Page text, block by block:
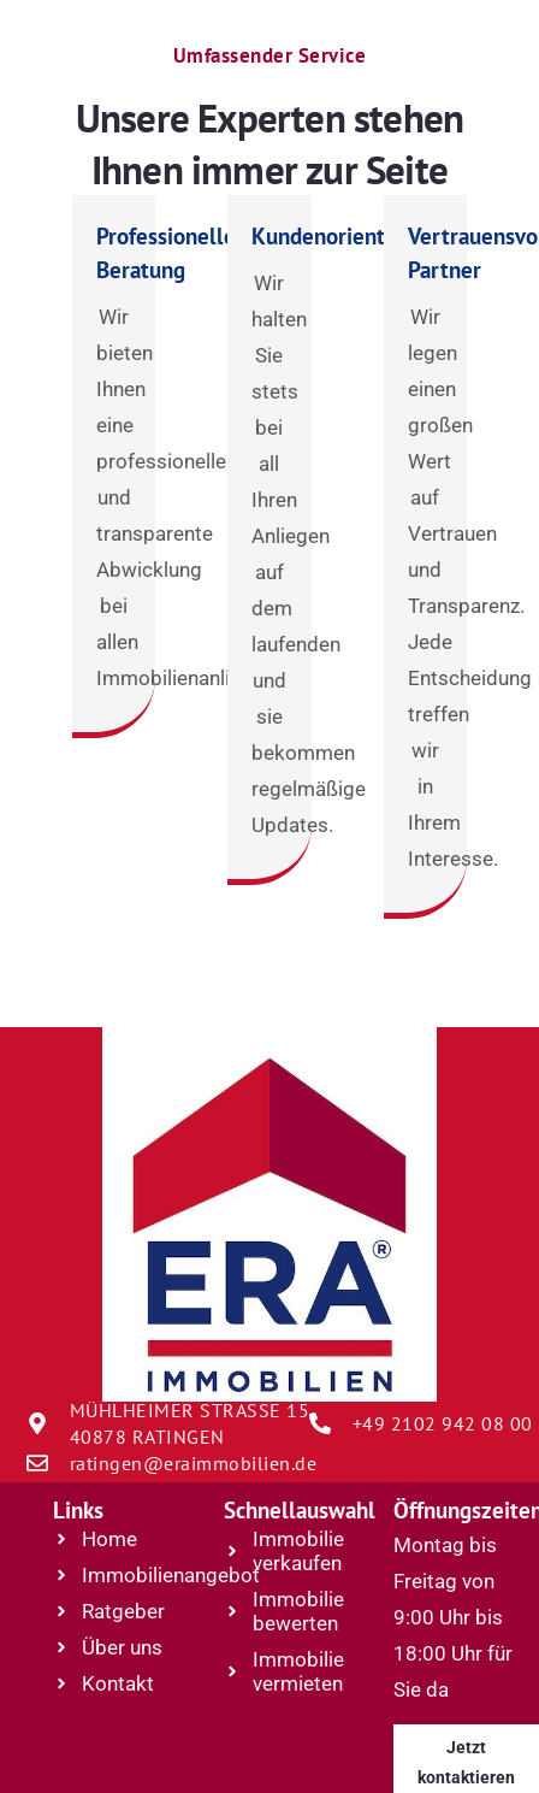
Umfassender Service
Unsere Experten stehen
Ihnen immer zur Seite
Professionelle
Beratung
Wir
bieten
Ihnen
eine
professionelle
und
transparente
Abwicklung
bei
allen
Immobilienanliegen.
Kundenorientiert
Wir
halten
Sie
stets
bei
all
Ihren
Anliegen
auf
dem
laufenden
und
sie
bekommen
regelmäßige
Updates.
Partner
Wir
legen
einen
großen
Wert
auf
Vertrauen
und
Transparenz.
Jede
Entscheidung
treffen
wir
in
Ihrem
Interesse.
MÜHLHEIMER STRASSE 15
40878 RATINGEN
+49 2102 942 08 00
ratingen@eraimmobilien.de
Links
Home
Immobilienangebot
Ratgeber
Über uns
Kontakt
Schnellauswahl
Immobilie
verkaufen
Immobilie
bewerten
Immobilie
vermieten
Montag bis
Freitag von
9:00 Uhr bis
18:00 Uhr für
Sie da
Jetzt
kontaktieren